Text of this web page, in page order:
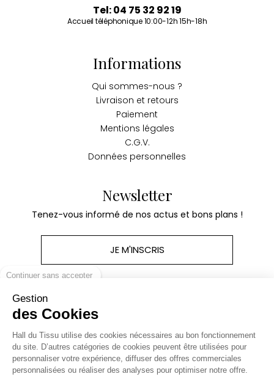
Continuer sans accepter
Gestion
des Cookies
Hall du Tissu utilise des cookies nécessaires au bon fonctionnement
du site. D’autres catégories de cookies peuvent être utilisées pour
personnaliser votre expérience, diffuser des offres commerciales
personnalisées ou réaliser des analyses pour optimiser notre offre.
Tel: 04 75 32 92 19
Accueil téléphonique 10:00-12h 15h-18h
Informations
Qui sommes-nous ?
Livraison et retours
Paiement
Mentions légales
C.G.V.
Données personnelles
Newsletter
Tenez-vous informé de nos actus et bons plans !
JE M'INSCRIS
Produits
Notre société